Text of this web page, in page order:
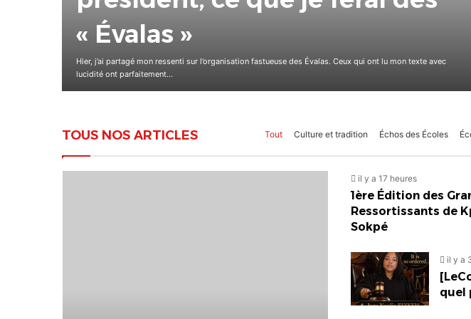
et 15 août au CETEF
Le Mouvement Panafricain des Leaders (MPL-Togo) et l’Association AENMS lancent la première édition
des « Togo Campus Days », un…
TOUS NOS ARTICLES Tout Culture et tradition Échos des Écoles
il y a 17 heures
1ère Édition des
Ressortissants de
Sokpé
il y a
quel